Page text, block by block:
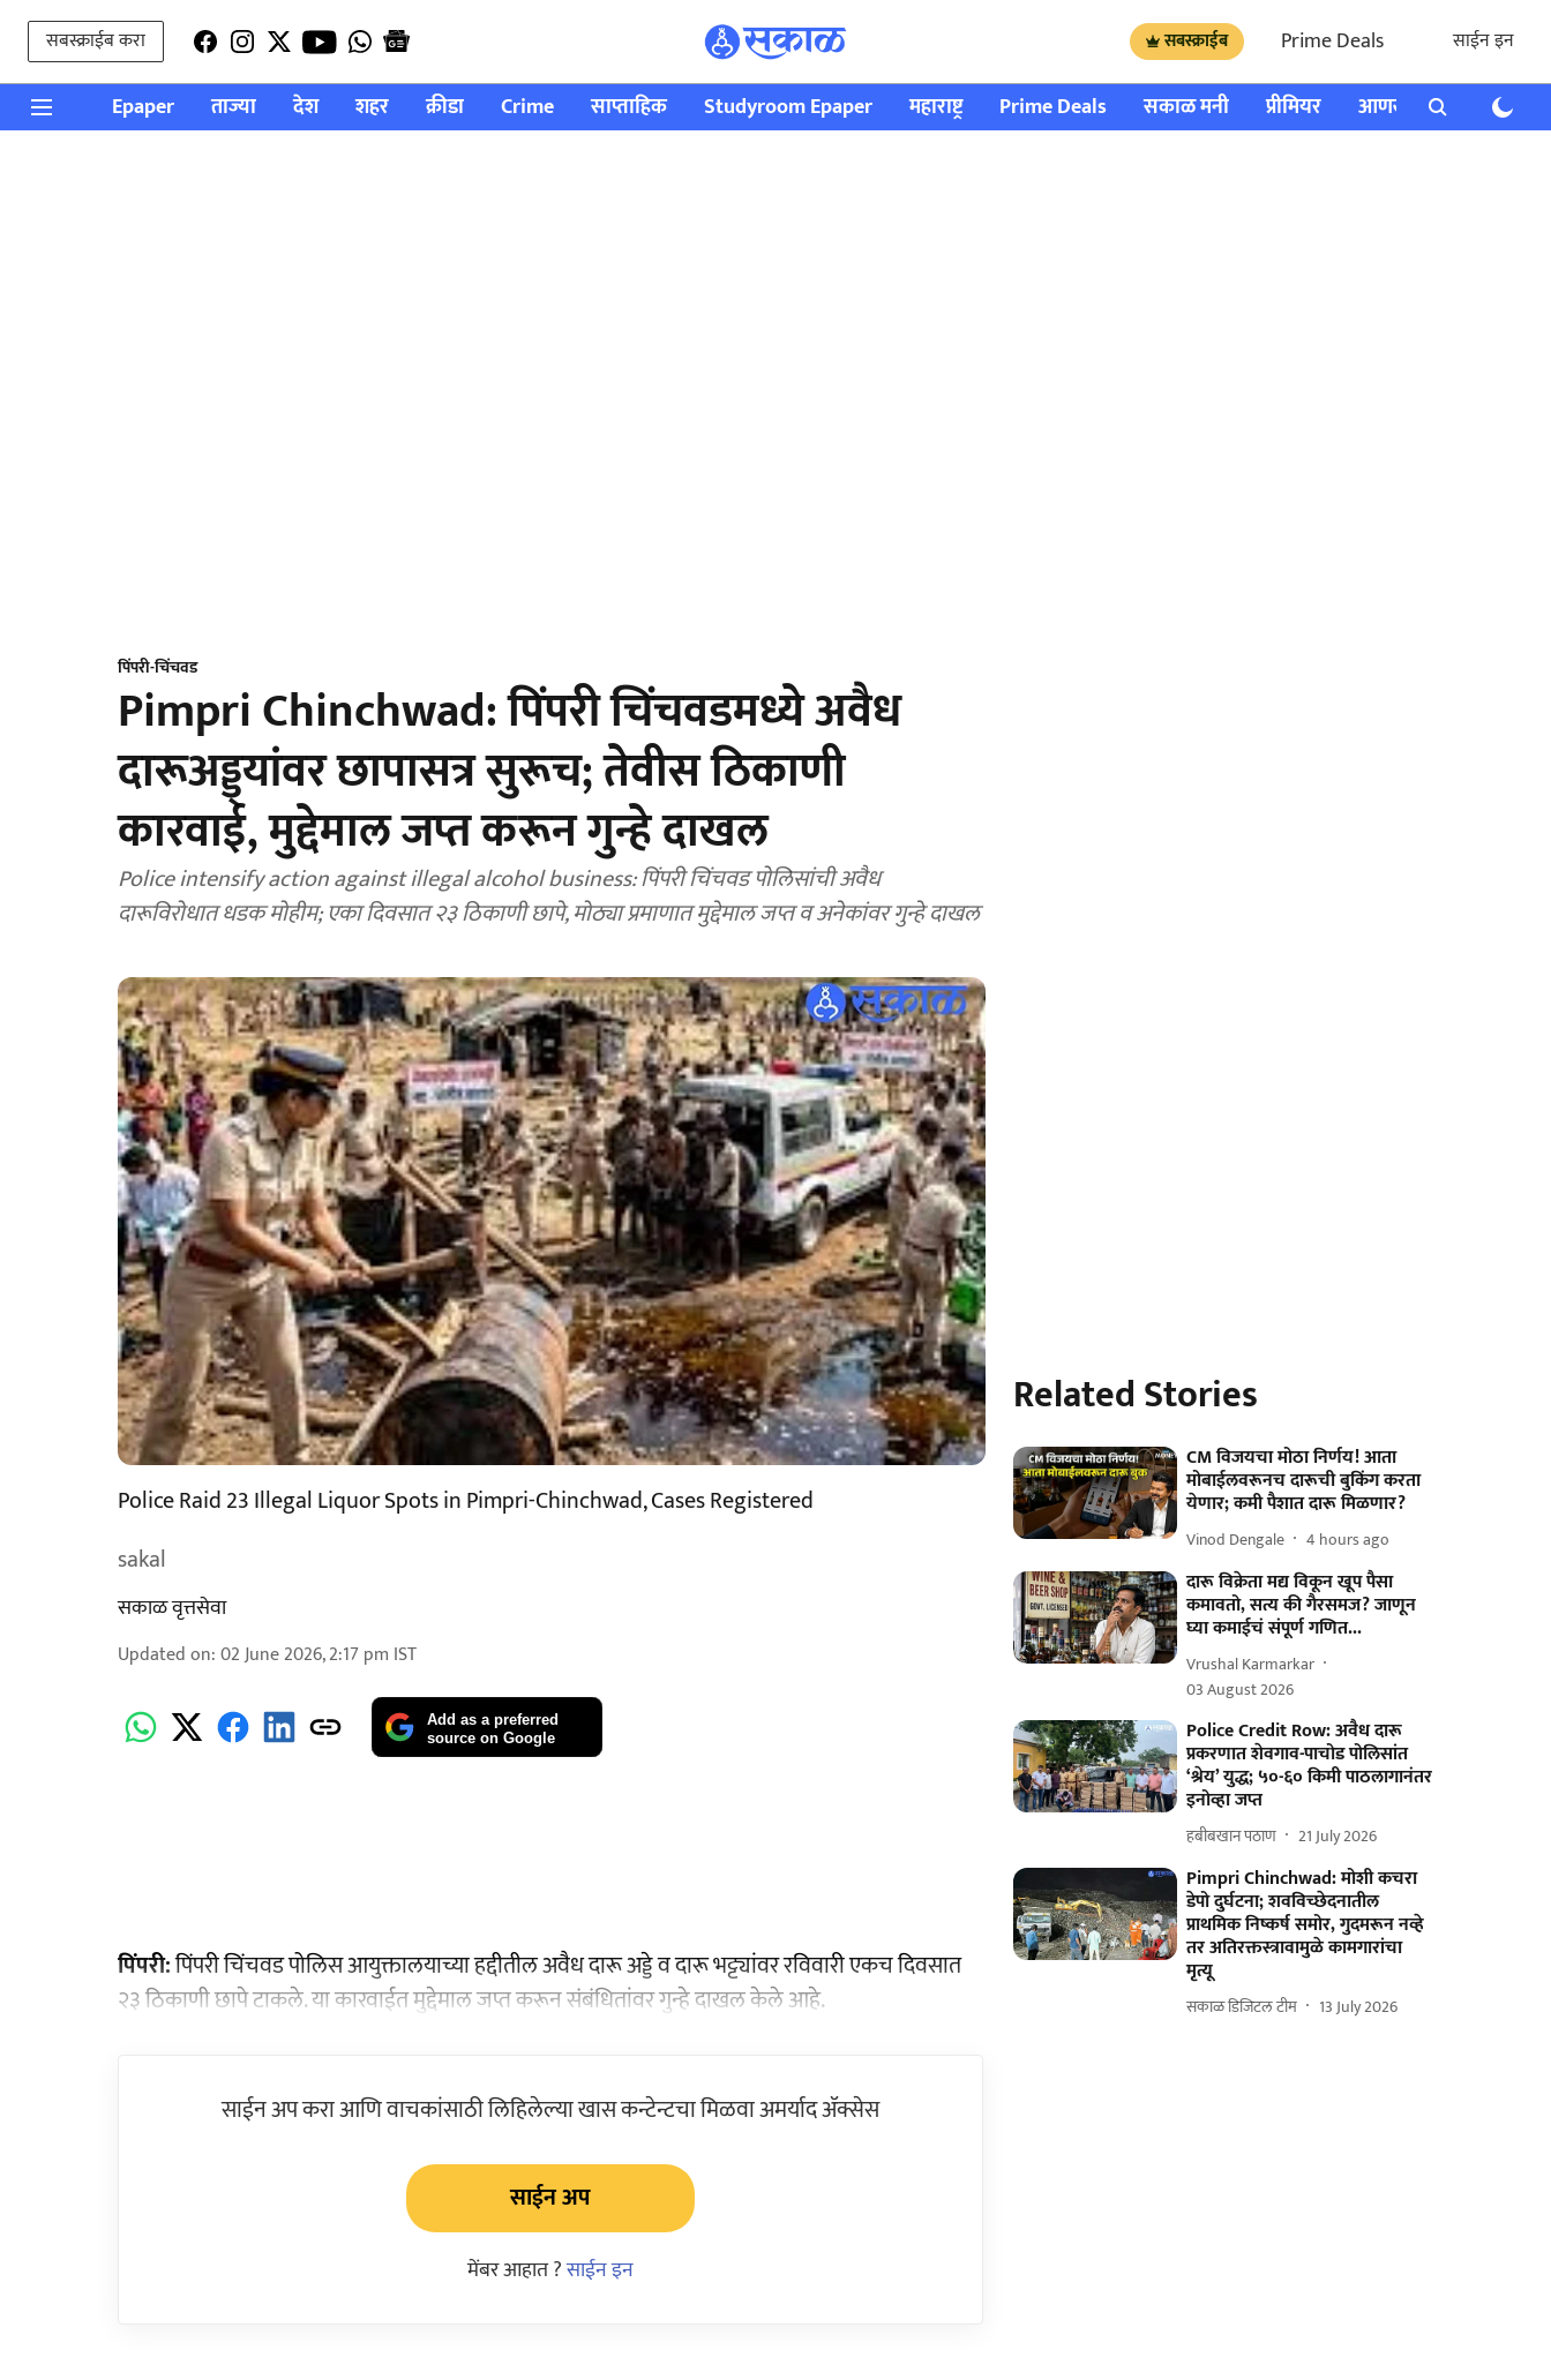
सबस्क्राईब करा सबस्क्राईब Prime Deals साईन इन
Epaper ताज्या देश शहर क्रीडा Crime साप्ताहिक Studyroom Epaper महाराष्ट्र Prime Deals सकाळ मनी प्रीमियर आणखी राशी भविष्य
पिंपरी-चिंचवड
Pimpri Chinchwad: पिंपरी चिंचवडमध्ये अवैध
दारूअड्ड्यांवर छापासत्र सुरूच; तेवीस ठिकाणी
कारवाई, मुद्देमाल जप्त करून गुन्हे दाखल
Police intensify action against illegal alcohol business: पिंपरी चिंचवड पोलिसांची अवैध
दारूविरोधात धडक मोहीम; एका दिवसात २३ ठिकाणी छापे, मोठ्या प्रमाणात मुद्देमाल जप्त व अनेकांवर गुन्हे दाखल
Police Raid 23 Illegal Liquor Spots in Pimpri-Chinchwad, Cases Registered
sakal
सकाळ वृत्तसेवा
Updated on:02 June 2026, 2:17 pm IST
Add as a preferred
source on Google
पिंपरी:पिंपरी चिंचवड पोलिस आयुक्तालयाच्या हद्दीतील अवैध दारू अड्डे व दारू भट्ट्यांवर रविवारी एकच दिवसात
२३ ठिकाणी छापे टाकले. या कारवाईत मुद्देमाल जप्त करून संबंधितांवर गुन्हे दाखल केले आहे.
साईन अप करा आणि वाचकांसाठी लिहिलेल्या खास कन्टेन्टचा मिळवा अमर्याद ॲक्सेस
साईन अप
मेंबर आहात ?साईन इन
Related Stories
CM विजयचा मोठा निर्णय! आता
मोबाईलवरूनच दारूची बुकिंग करता
येणार; कमी पैशात दारू मिळणार?
Vinod Dengale 4 hours ago
दारू विक्रेता मद्य विकून खूप पैसा
कमावतो, सत्य की गैरसमज? जाणून
घ्या कमाईचं संपूर्ण गणित...
Vrushal Karmarkar
03 August 2026
Police Credit Row: अवैध दारू
प्रकरणात शेवगाव-पाचोड पोलिसांत
‘श्रेय’ युद्ध; ५०-६० किमी पाठलागानंतर
इनोव्हा जप्त
हबीबखान पठाण 21 July 2026
Pimpri Chinchwad: मोशी कचरा
डेपो दुर्घटना; शवविच्छेदनातील
प्राथमिक निष्कर्ष समोर, गुदमरून नव्हे
तर अतिरक्तस्त्रावामुळे कामगारांचा
मृत्यू
सकाळ डिजिटल टीम 13 July 2026